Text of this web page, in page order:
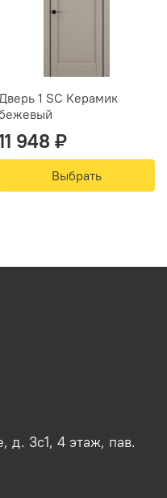
Дверь 1 SC Керамик
948 ₽
Выбрать
д. 3с1, 4 этаж, пав.